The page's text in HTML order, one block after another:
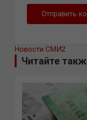
Новости СМИ2
Читайте